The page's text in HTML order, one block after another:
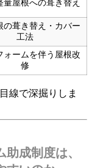
量屋根への葺き替え
の葺き替え・カバー
工法
ォームを伴う屋根改
修
線で深掘りしま
成制度は、